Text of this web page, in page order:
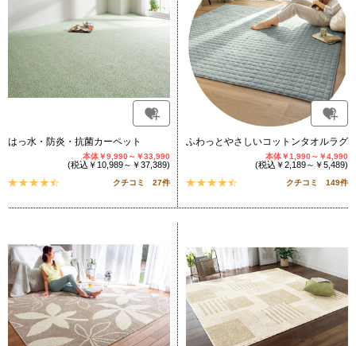
はっ水・防炎・抗菌カーペット
本体￥9,990～￥33,990
(税込￥10,989～￥37,389)
クチコミ 27件
ふわっとやさしいコットンタオルラグ
本体￥1,990～￥4,990
(税込￥2,189～￥5,489)
クチコミ 149件